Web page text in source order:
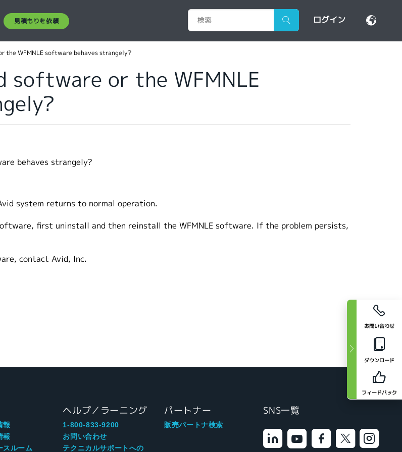
見積もりを依頼 ログイン
お問い合わせ
ダウンロード
フィードバック
the WFMNLE software behaves strangely?
or the WFMNLE
behaves strangely?
system returns to normal operation.
first uninstall and then reinstall the WFMNLE software. If the problem persists,
contact Avid, Inc.
報
報
スルーム
ヘルプ／ラーニング
1-800-833-9200
お問い合わせ
テクニカルサポートへの
パートナー
販売パートナ検索
SNS一覧